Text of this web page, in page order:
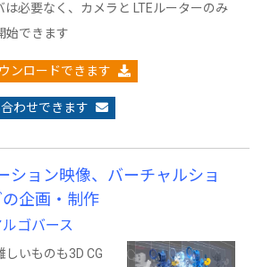
は必要なく、カメラと LTEルーターのみ
始できます
ンロードできます
わせできます
ション映像、バーチャルショ
企画・制作
ゴバース
いものも3D CG